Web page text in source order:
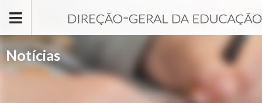
Notícias